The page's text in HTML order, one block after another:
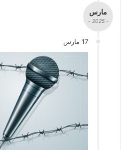
مارس
- 2025 -
17 مارس